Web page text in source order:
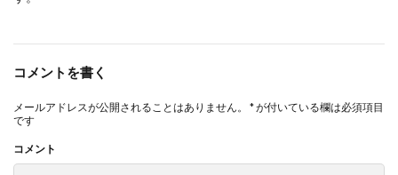
コメントを書く
メールアドレスが公開されることはありません。 *が付いている欄は必須項目
です
コメント